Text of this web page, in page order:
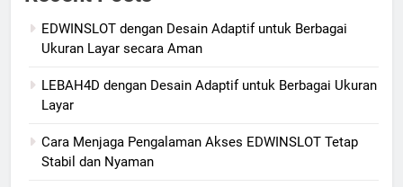
EDWINSLOT dengan Desain Adaptif untuk Berbagai
Ukuran Layar secara Aman
LEBAH4D dengan Desain Adaptif untuk Berbagai Ukuran
Layar
Cara Menjaga Pengalaman Akses EDWINSLOT Tetap
Stabil dan Nyaman